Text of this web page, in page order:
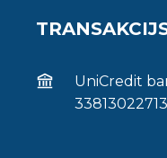
UniCredit